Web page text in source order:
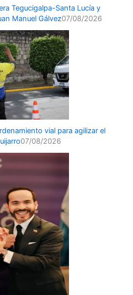
Tegucigalpa-Santa Lucía y
Manuel Gálvez07/08/2026
vial para agilizar el
07/08/2026